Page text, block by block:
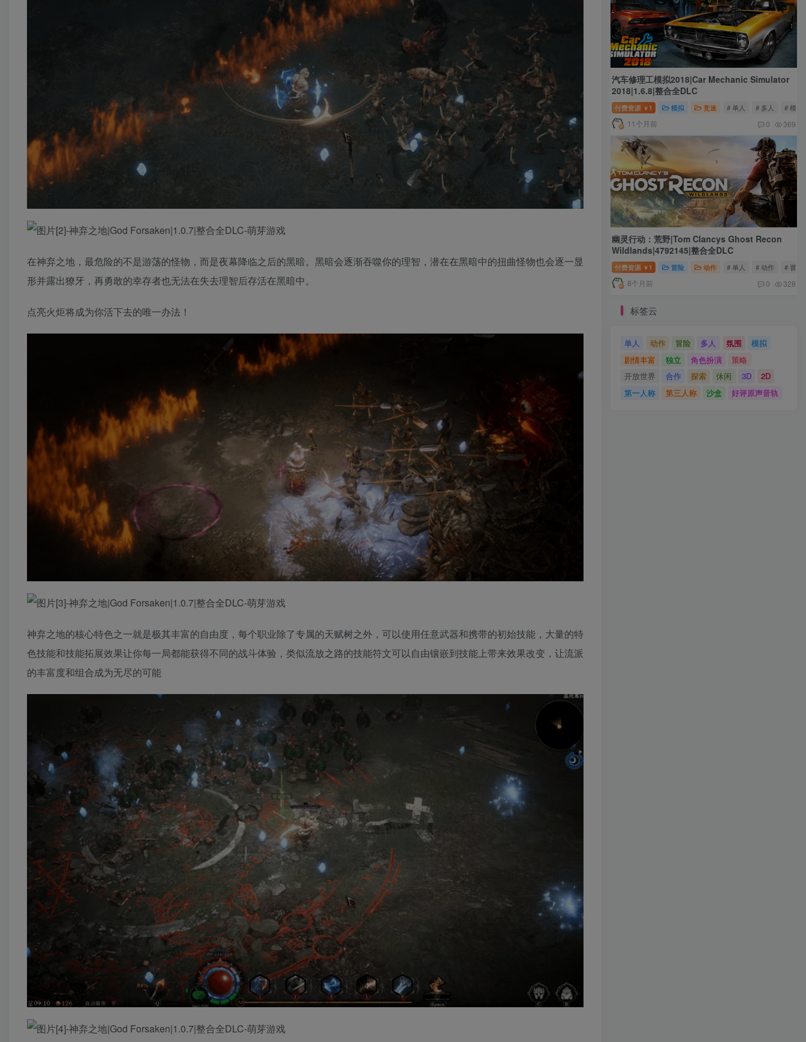
在神弃之地，最危险的不是游荡的怪物，而是夜幕降临之后的黑暗。黑暗会逐渐吞噬你的理智，潜在在黑暗中的扭曲怪物也会逐一显
形并露出獠牙，再勇敢的幸存者也无法在失去理智后存活在黑暗中。
点亮火炬将成为你活下去的唯一办法！
神弃之地的核心特色之一就是极其丰富的自由度，每个职业除了专属的天赋树之外，可以使用任意武器和携带的初始技能，大量的特
色技能和技能拓展效果让你每一局都能获得不同的战斗体验，类似流放之路的技能符文可以自由镶嵌到技能上带来效果改变，让流派
的丰富度和组合成为无尽的可能
汽车修理工模拟2018|Car Mechanic Simulator
2018|1.6.8|整合全DLC
付费资源 ￥ 1 模拟 竞速 # 单人 # 多人 # 模拟
11个月前 0 369
幽灵行动：荒野|Tom Clancys Ghost Recon
Wildlands|4792145|整合全DLC
付费资源 ￥ 1 冒险 动作 # 单人 # 动作 # 冒险
8个月前 0 328
标签云
单人 动作 冒险 多人 氛围
模拟
剧情丰富
独立 角色扮演
策略
开放世界
合作 探索 休闲 3D
2D
第一人称
第三人称 沙盒 好评原声音轨